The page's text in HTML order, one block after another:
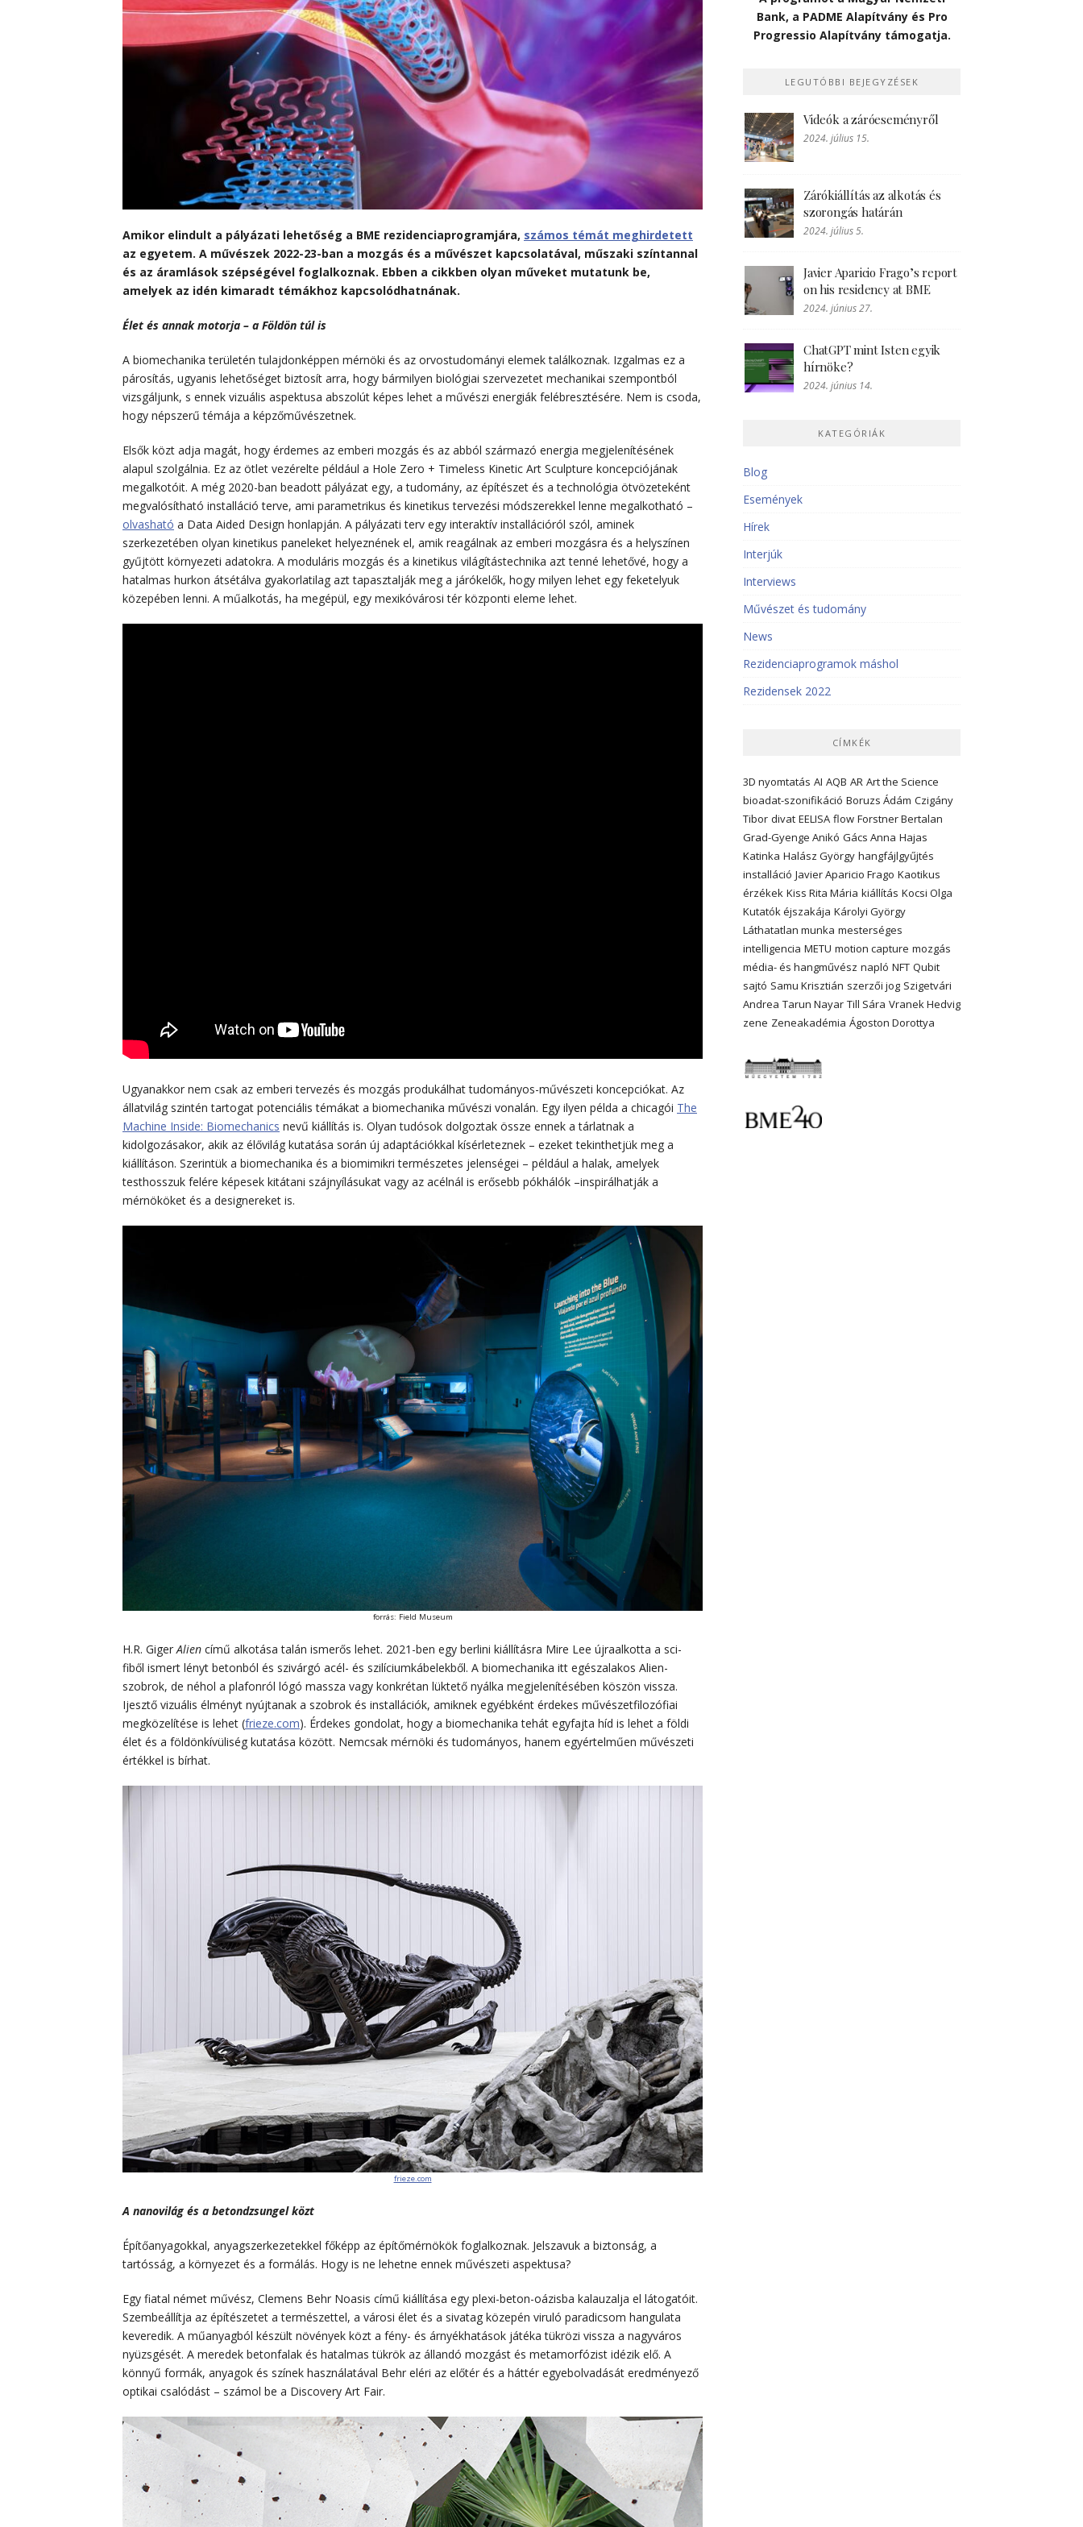
Amikor elindult a pályázati lehetőség a BME rezidenciaprogramjára, számos témát meghirdetett
az egyetem. A művészek 2022-23-ban a mozgás és a művészet kapcsolatával, műszaki színtannal
és az áramlások szépségével foglalkoznak. Ebben a cikkben olyan műveket mutatunk be,
amelyek az idén kimaradt témákhoz kapcsolódhatnának.
Élet és annak motorja – a Földön túl is
A biomechanika területén tulajdonképpen mérnöki és az orvostudományi elemek találkoznak. Izgalmas ez a
párosítás, ugyanis lehetőséget biztosít arra, hogy bármilyen biológiai szervezetet mechanikai szempontból
vizsgáljunk, s ennek vizuális aspektusa abszolút képes lehet a művészi energiák felébresztésére. Nem is csoda,
hogy népszerű témája a képzőművészetnek.
Elsők közt adja magát, hogy érdemes az emberi mozgás és az abból származó energia megjelenítésének
alapul szolgálnia. Ez az ötlet vezérelte például a Hole Zero + Timeless Kinetic Art Sculpture koncepciójának
megalkotóit. A még 2020-ban beadott pályázat egy, a tudomány, az építészet és a technológia ötvözeteként
megvalósítható installáció terve, ami parametrikus és kinetikus tervezési módszerekkel lenne megalkotható –
olvasható a Data Aided Design honlapján. A pályázati terv egy interaktív installációról szól, aminek
szerkezetében olyan kinetikus paneleket helyeznének el, amik reagálnak az emberi mozgásra és a helyszínen
gyűjtött környezeti adatokra. A moduláris mozgás és a kinetikus világítástechnika azt tenné lehetővé, hogy a
hatalmas hurkon átsétálva gyakorlatilag azt tapasztalják meg a járókelők, hogy milyen lehet egy feketelyuk
közepében lenni. A műalkotás, ha megépül, egy mexikóvárosi tér központi eleme lehet.
Ugyanakkor nem csak az emberi tervezés és mozgás produkálhat tudományos-művészeti koncepciókat. Az
állatvilág szintén tartogat potenciális témákat a biomechanika művészi vonalán. Egy ilyen példa a chicagói The
Machine Inside: Biomechanics nevű kiállítás is. Olyan tudósok dolgoztak össze ennek a tárlatnak a
kidolgozásakor, akik az élővilág kutatása során új adaptációkkal kísérleteznek – ezeket tekinthetjük meg a
kiállításon. Szerintük a biomechanika és a biomimikri természetes jelenségei – például a halak, amelyek
testhosszuk felére képesek kitátani szájnyílásukat vagy az acélnál is erősebb pókhálók –inspirálhatják a
mérnököket és a designereket is.
forrás: Field Museum
H.R. GigerAlien című alkotása talán ismerős lehet. 2021-ben egy berlini kiállításra Mire Lee újraalkotta a sci-
fiből ismert lényt betonból és szivárgó acél- és szilíciumkábelekből. A biomechanika itt egészalakos Alien-
szobrok, de néhol a plafonról lógó massza vagy konkrétan lüktető nyálka megjelenítésében köszön vissza.
Ijesztő vizuális élményt nyújtanak a szobrok és installációk, amiknek egyébként érdekes művészetfilozófiai
megközelítése is lehet (frieze.com). Érdekes gondolat, hogy a biomechanika tehát egyfajta híd is lehet a földi
élet és a földönkívüliség kutatása között. Nemcsak mérnöki és tudományos, hanem egyértelműen művészeti
értékkel is bírhat.
frieze.com
A nanovilág és a betondzsungel közt
Építőanyagokkal, anyagszerkezetekkel főképp az építőmérnökök foglalkoznak. Jelszavuk a biztonság, a
tartósság, a környezet és a formálás. Hogy is ne lehetne ennek művészeti aspektusa?
Egy fiatal német művész, Clemens Behr Noasis című kiállítása egy plexi-beton-oázisba kalauzalja el látogatóit.
Szembeállítja az építészetet a természettel, a városi élet és a sivatag közepén viruló paradicsom hangulata
keveredik. A műanyagból készült növények közt a fény- és árnyékhatások játéka tükrözi vissza a nagyváros
nyüzsgését. A meredek betonfalak és hatalmas tükrök az állandó mozgást és metamorfózist idézik elő. A
könnyű formák, anyagok és színek használatával Behr eléri az előtér és a háttér egyebolvadását eredményező
optikai csalódást – számol be a Discovery Art Fair.
Bank, a PADME Alapítvány és Pro
Progressio Alapítvány támogatja.
LEGUTÓBBI BEJEGYZÉSEK
Videók a záróeseményről
2024. július 15.
Zárókiállítás az alkotás és
szorongás határán
2024. július 5.
Javier Aparicio Frago’s report
on his residency at BME
2024. június 27.
ChatGPT mint Isten egyik
hírnöke?
2024. június 14.
KATEGÓRIÁK
Blog
Események
Hírek
Interjúk
Interviews
Művészet és tudomány
News
Rezidenciaprogramok máshol
Rezidensek 2022
CÍMKÉK
3D nyomtatás AI AQB AR Art the Science
bioadat-szonifikáció Boruzs Ádám Czigány
Tibor divat EELISA flow Forstner Bertalan
Grad-Gyenge Anikó Gács Anna Hajas
Katinka Halász György hangfájlgyűjtés
installáció Javier Aparicio Frago Kaotikus
érzékek Kiss Rita Mária kiállítás Kocsi Olga
Kutatók éjszakája Károlyi György
Láthatatlan munka mesterséges
intelligencia METU motion capture mozgás
média- és hangművész napló NFT Qubit
sajtó Samu Krisztián szerzői jog Szigetvári
Andrea Tarun Nayar Till Sára Vranek Hedvig
zene Zeneakadémia Ágoston Dorottya